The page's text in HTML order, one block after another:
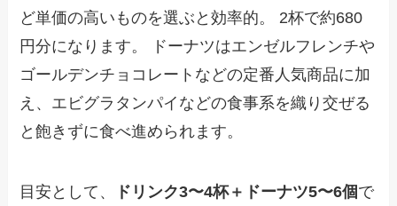
ど単価の高いものを選ぶと効率的。 2杯で約680
円分になります。 ドーナツはエンゼルフレンチや
ゴールデンチョコレートなどの定番人気商品に加
え、エビグラタンパイなどの食事系を織り交ぜる
と飽きずに食べ進められます。
目安として、 ドリンク3〜4杯＋ドーナツ5〜6個 で